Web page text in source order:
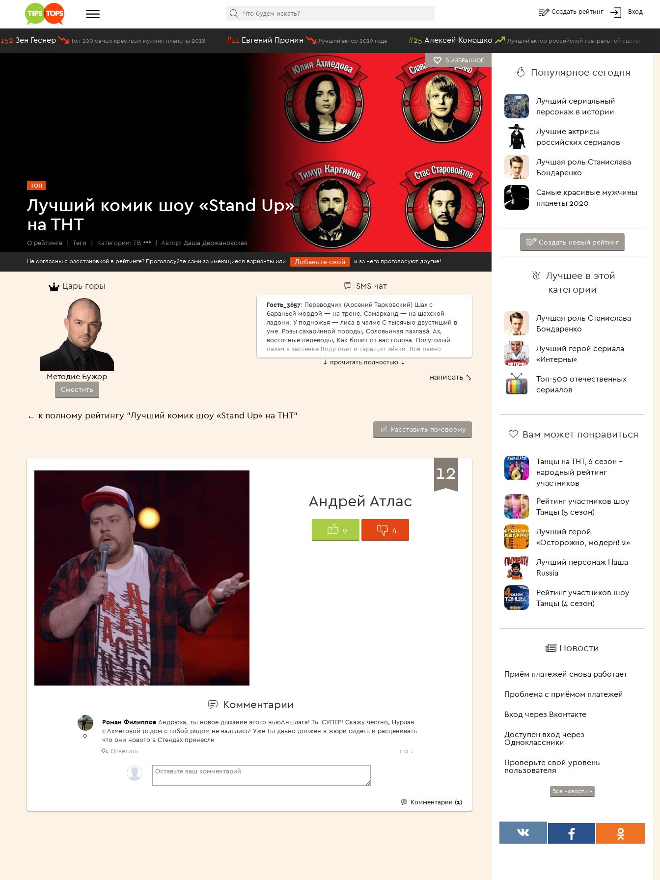
Создать рейтинг Вход
Геснер Топ-100 самых красивых мужчин планеты 2018 #11 Евгений Пронин Лучший актёр 2019 года #25 Алексей Комашко Лучший актёр российской театральной сцены #147
В ИЗБРАННОЕ
ТОП
Лучший комик шоу «Stand Up»
на ТНТ
О рейтинге | Теги | Категории: ТВ | Автор: Даша Держановская
Не согласны с расстановкой в рейтинге? Проголосуйте сами за имеющиеся варианты или Добавьте свой и за него проголосуют другие!
Царь горы
Методие Бужор
Сместить
SMS-чат
Гость_3657: Переводчик (Арсений Тарковский) Шах с
бараньей мордой — на троне. Самарканд — на шахской
ладони. У подножья — лиса в чалме С тысячью двустиший в
уме. Розы сахари́нной породы, Соловьиная пахлава́. Ах,
восточные переводы, Как болит от вас голова. Полуголый
палач в застенке Воду пьёт и таращит зе́нки. Всё равно.
Мертвеца в рядно́ Зашивают, пока темно. Спи без просыпу,
царь природы, Где твой меч и твои права? Ах, восточные
переводы, Как болит от вас голова. Да пребудет роза
Арифметику парных строчек? Каково тебе по песку Волочить
старуху-тоску? Ржа пустыни щепотью соды Ни жива шипит,
ни мертва́. Ах, восточные переводы, Как болит от вас голова.
⇣ прочитать полностью ⇣
написать ⤣
← к полному рейтингу "Лучший комик шоу «Stand Up» на ТНТ"
Расставить по-своему
12
Андрей Атлас
9 4
Комментарии
0
Роман Филиппов Андрюха, ты новое дыхание этого ньюАншлага! Ты СУПЕР! Скажу честно, Нурлан
с Ахметовой рядом с тобой рядом не валялись! Уже Ты давно должен в жюри сидеть и расценивать
что они нового в Стендах принесли
Ответить
↑ 0 ↓
Комментарии (1)
Популярное сегодня
Лучший сериальный
персонаж в истории
Лучшие актрисы
российских сериалов
Лучшая роль Станислава
Бондаренко
Самые красивые мужчины
планеты 2020
Создать новый рейтинг
Лучшее в этой
категории
Лучшая роль Станислава
Бондаренко
Лучший герой сериала
«Интерны»
Топ-500 отечественных
сериалов
Вам может понравиться
Танцы на ТНТ, 6 сезон –
народный рейтинг
участников
Рейтинг участников шоу
Танцы (5 сезон)
Лучший герой
«Осторожно, модерн! 2»
Лучший персонаж Наша
Russia
Рейтинг участников шоу
Танцы (4 сезон)
Новости
Приём платежей снова работает
Проблема с приёмом платежей
Вход через Вконтакте
Доступен вход через
Одноклассники
Проверьте свой уровень
пользователя
Все новости »